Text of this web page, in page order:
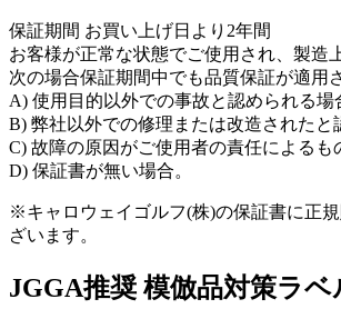
保証期間 お買い上げ日より2年間
お客様が正常な状態でご使用され、製造
次の場合保証期間中でも品質保証が適用
A) 使用目的以外での事故と認められる場
B) 弊社以外での修理または改造されたと
C) 故障の原因がご使用者の責任によるも
D) 保証書が無い場合。
※キャロウェイゴルフ(株)の保証書に正
ざいます。
JGGA推奨 模倣品対策ラベ